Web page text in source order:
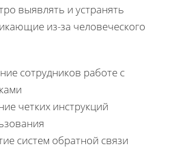
выявлять и устранять
из-за человеческого
сотрудников работе с
четких инструкций
систем обратной связи